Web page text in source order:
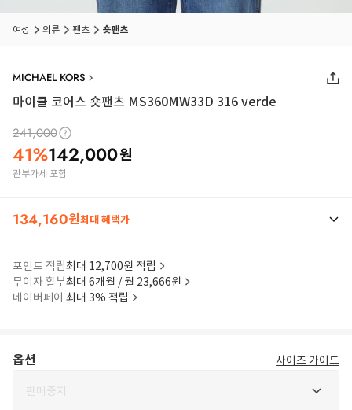
여성 의류 팬츠 숏팬츠
MICHAEL KORS
마이클 코어스 숏팬츠 MS360MW33D 316 verde
241,000
41%142,000원
관부가세 포함
134,160원최대 혜택가
포인트 적립최대 12,700원 적립
무이자 할부최대 6개월 / 월 23,666원
네이버페이 최대 3% 적립
옵션 사이즈 가이드
판매중지